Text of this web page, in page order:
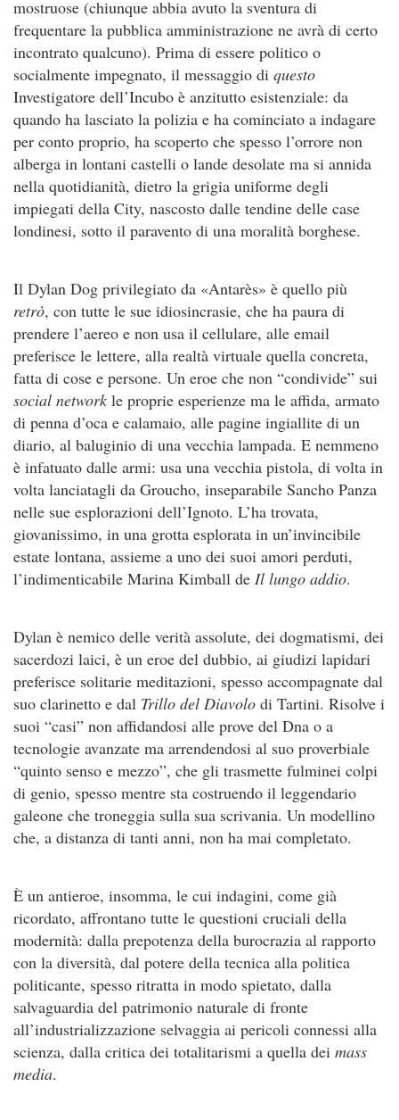
mostruose (chiunque abbia avuto la sventura di
frequentare la pubblica amministrazione ne avrà di certo
incontrato qualcuno). Prima di essere politico o
socialmente impegnato, il messaggio di questo
Investigatore dell’Incubo è anzitutto esistenziale: da
quando ha lasciato la polizia e ha cominciato a indagare
per conto proprio, ha scoperto che spesso l’orrore non
alberga in lontani castelli o lande desolate ma si annida
nella quotidianità, dietro la grigia uniforme degli
impiegati della City, nascosto dalle tendine delle case
londinesi, sotto il paravento di una moralità borghese.
Il Dylan Dog privilegiato da «Antarès» è quello più
retrò, con tutte le sue idiosincrasie, che ha paura di
prendere l’aereo e non usa il cellulare, alle email
preferisce le lettere, alla realtà virtuale quella concreta,
fatta di cose e persone. Un eroe che non “condivide” sui
social network le proprie esperienze ma le affida, armato
di penna d’oca e calamaio, alle pagine ingiallite di un
diario, al baluginio di una vecchia lampada. E nemmeno
è infatuato dalle armi: usa una vecchia pistola, di volta in
volta lanciatagli da Groucho, inseparabile Sancho Panza
nelle sue esplorazioni dell’Ignoto. L’ha trovata,
giovanissimo, in una grotta esplorata in un’invincibile
estate lontana, assieme a uno dei suoi amori perduti,
l’indimenticabile Marina Kimball de Il lungo addio.
Dylan è nemico delle verità assolute, dei dogmatismi, dei
sacerdozi laici, è un eroe del dubbio, ai giudizi lapidari
preferisce solitarie meditazioni, spesso accompagnate dal
suo clarinetto e dal Trillo del Diavolo di Tartini. Risolve i
suoi “casi” non affidandosi alle prove del Dna o a
tecnologie avanzate ma arrendendosi al suo proverbiale
“quinto senso e mezzo”, che gli trasmette fulminei colpi
di genio, spesso mentre sta costruendo il leggendario
galeone che troneggia sulla sua scrivania. Un modellino
che, a distanza di tanti anni, non ha mai completato.
È un antieroe, insomma, le cui indagini, come già
ricordato, affrontano tutte le questioni cruciali della
modernità: dalla prepotenza della burocrazia al rapporto
con la diversità, dal potere della tecnica alla politica
politicante, spesso ritratta in modo spietato, dalla
salvaguardia del patrimonio naturale di fronte
all’industrializzazione selvaggia ai pericoli connessi alla
scienza, dalla critica dei totalitarismi a quella dei mass
media.